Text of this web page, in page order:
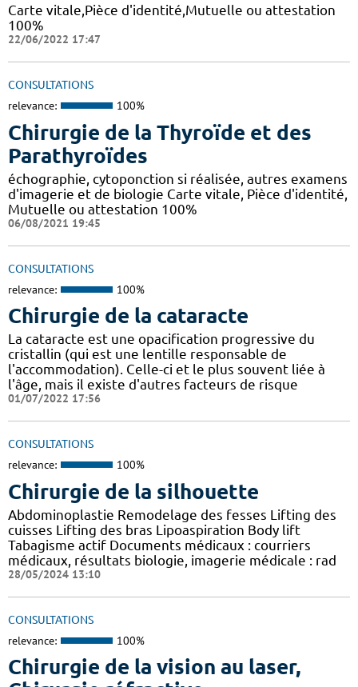
Carte vitale,Pièce d'identité,Mutuelle ou attestation
100%
22/06/2022 17:47
CONSULTATIONS
relevance: 100%
Chirurgie de la Thyroïde et des
Parathyroïdes
échographie, cytoponction si réalisée, autres examens
d'imagerie et de biologie Carte vitale, Pièce d'identité,
Mutuelle ou attestation 100%
06/08/2021 19:45
CONSULTATIONS
relevance: 100%
Chirurgie de la cataracte
La cataracte est une opacification progressive du
cristallin (qui est une lentille responsable de
l'accommodation). Celle-ci et le plus souvent liée à
l'âge, mais il existe d'autres facteurs de risque
01/07/2022 17:56
CONSULTATIONS
relevance: 100%
Chirurgie de la silhouette
Abdominoplastie Remodelage des fesses Lifting des
cuisses Lifting des bras Lipoaspiration Body lift
Tabagisme actif Documents médicaux : courriers
médicaux, résultats biologie, imagerie médicale : rad
28/05/2024 13:10
CONSULTATIONS
relevance: 100%
Chirurgie de la vision au laser,